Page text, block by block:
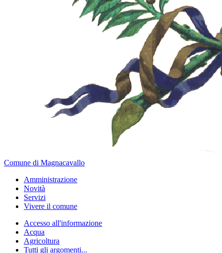
Comune di Magnacavallo
Amministrazione
Novità
Servizi
Vivere il comune
Accesso all'informazione
Acqua
Agricoltura
Tutti gli argomenti...